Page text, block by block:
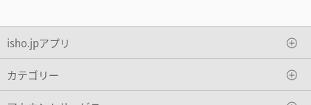
isho.jpアプリ
カテゴリー